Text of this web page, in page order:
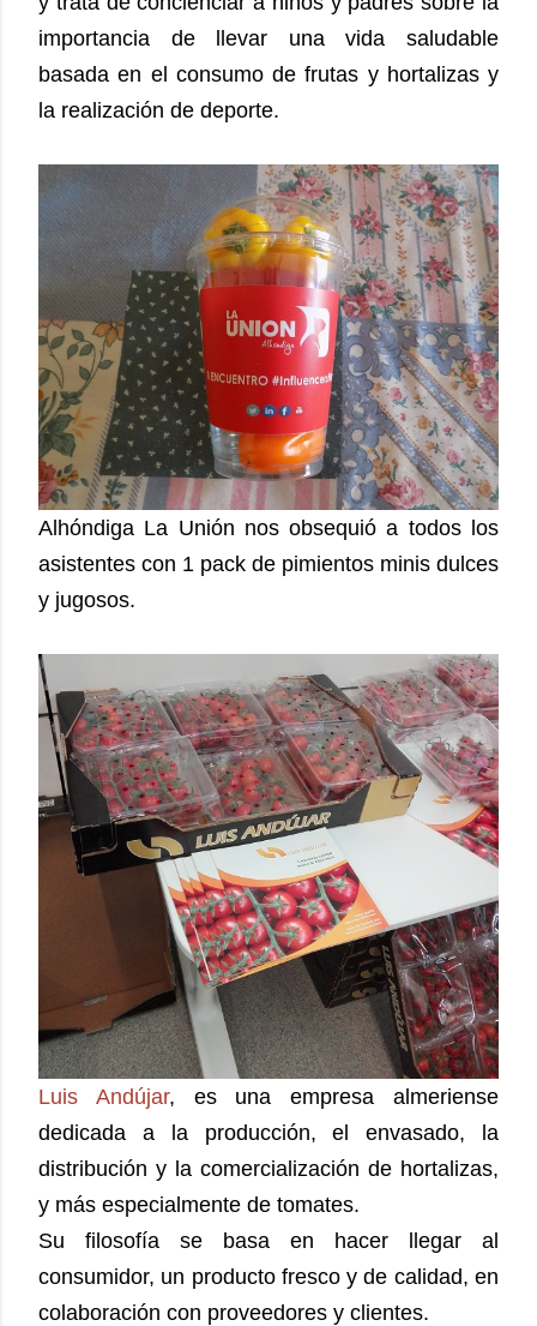
importancia de llevar una vida saludable
basada en el consumo de frutas y hortalizas y
la realización de deporte.
Alhóndiga La Unión nos obsequió a todos los
asistentes con 1 pack de pimientos minis dulces
y jugosos.
Luis Andújar, es una empresa almeriense
dedicada a la producción, el envasado, la
distribución y la comercialización de hortalizas,
y más especialmente de tomates.
Su filosofía se basa en hacer llegar al
consumidor, un producto fresco y de calidad, en
colaboración con proveedores y clientes.